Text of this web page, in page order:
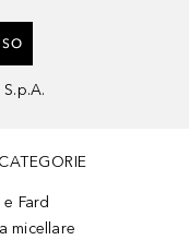
Fard
micellare